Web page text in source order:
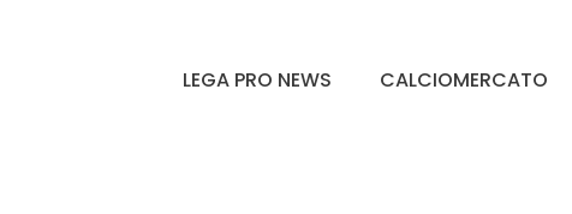
LEGA PRO NEWS CALCIOMERCATO